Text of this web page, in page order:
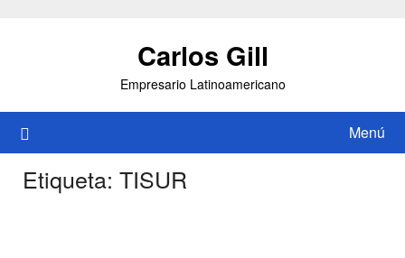
Carlos Gill
Empresario Latinoamericano
Menú
Etiqueta: TISUR